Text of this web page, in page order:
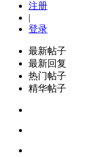
注册
|
登录
最新帖子
最新回复
热门帖子
精华帖子